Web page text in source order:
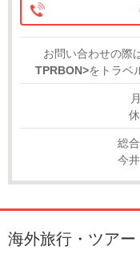
お問い合わせの際
TPRBON>をトラベ
総
今
海外旅行・ツアー